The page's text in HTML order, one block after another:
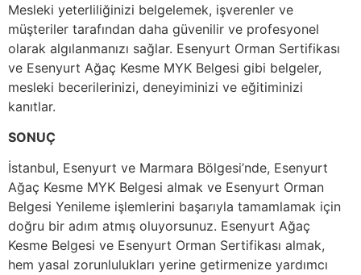
Mesleki yeterliliğinizi belgelemek, işverenler ve
müşteriler tarafından daha güvenilir ve profesyonel
olarak algılanmanızı sağlar. Esenyurt Orman Sertifikası
ve Esenyurt Ağaç Kesme MYK Belgesi gibi belgeler,
mesleki becerilerinizi, deneyiminizi ve eğitiminizi
kanıtlar.
SONUÇ
İstanbul, Esenyurt ve Marmara Bölgesi’nde, Esenyurt
Ağaç Kesme MYK Belgesi almak ve Esenyurt Orman
Belgesi Yenileme işlemlerini başarıyla tamamlamak için
doğru bir adım atmış oluyorsunuz. Esenyurt Ağaç
Kesme Belgesi ve Esenyurt Orman Sertifikası almak,
hem yasal zorunlulukları yerine getirmenize yardımcı